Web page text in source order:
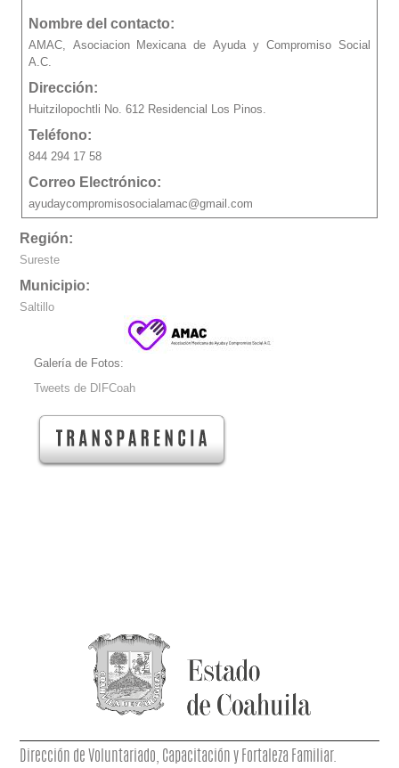
Nombre del contacto:
AMAC, Asociacion Mexicana de Ayuda y Compromiso Social
A.C.
Dirección:
Huitzilopochtli No. 612 Residencial Los Pinos.
Teléfono:
844 294 17 58
Correo Electrónico:
ayudaycompromisosocialamac@gmail.com
Región:
Sureste
Municipio:
Saltillo
Galería de Fotos:
Tweets de DIFCoah
Dirección de Voluntariado, Capacitación y Fortaleza Familiar.